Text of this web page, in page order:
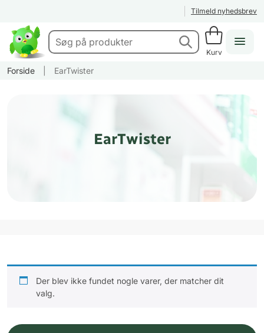
Tilmeld nyhedsbrev
Kurv
Forside EarTwister
EarTwister
Der blev ikke fundet nogle varer, der matcher dit
valg.